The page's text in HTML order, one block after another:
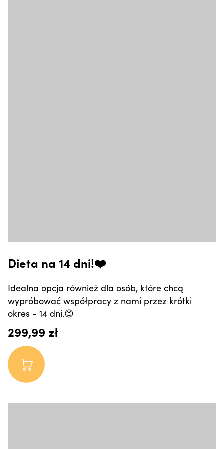
Dieta na 14 dni!❤️
Idealna opcja również dla osób, które chcą
wypróbować współpracy z nami przez krótki
okres - 14 dni.😊
299,99 zł